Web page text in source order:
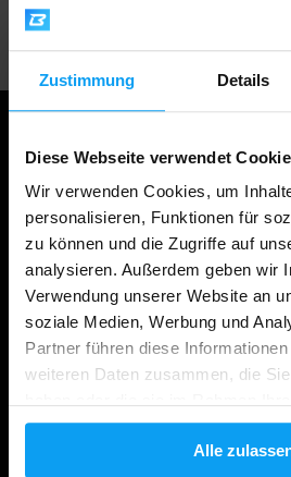
Zustimmung Details
Diese Webseite verwendet
Wir verwenden Cookies, um
personalisieren, Funktionen für
zu können und die Zugriffe auf
analysieren. Außerdem geben wir
Verwendung unserer Website an
soziale Medien, Werbung und
Partner führen diese
weiteren Daten zusammen, die
gesammelt haben.
Alle
Einkaufen
Konto Anmeldung